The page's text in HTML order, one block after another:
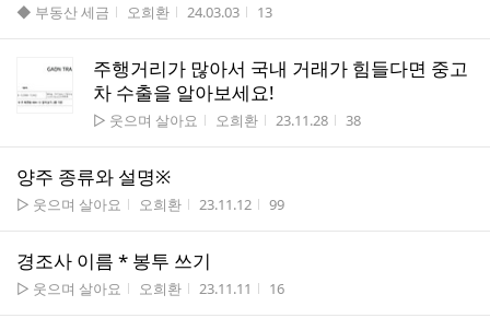
게시판명
◆ 부동산 세금 작성자
오희환 작성시간
24.03.03 조회수
13
주행거리가 많아서 국내 거래가 힘들다면 중고
차 수출을 알아보세요!
게시판명
▷ 웃으며 살아요 작성자
오희환 작성시간
23.11.28 조회수
38
양주 종류와 설명※
게시판명
▷ 웃으며 살아요 작성자
오희환 작성시간
23.11.12 조회수
99
경조사 이름 * 봉투 쓰기
게시판명
▷ 웃으며 살아요 작성자
오희환 작성시간
23.11.11 조회수
16